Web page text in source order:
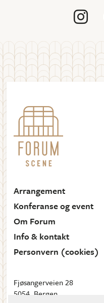

Arrangement
Konferanse og event
Om Forum
Info & kontakt
Personvern (cookies)
Fjøsangerveien 28
5054, Bergen